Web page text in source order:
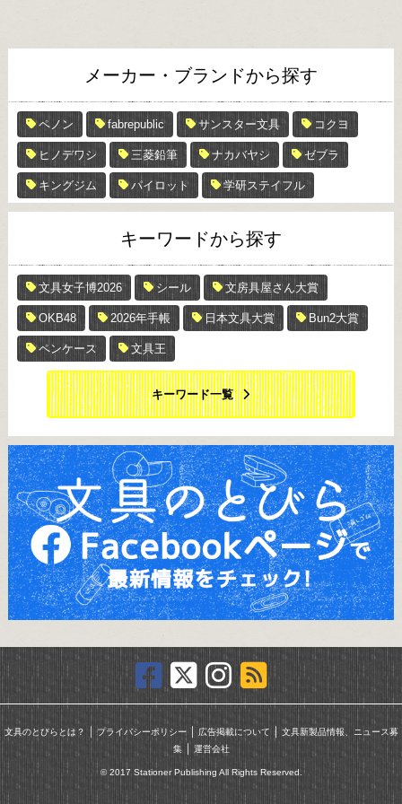
メーカー・ブランドから探す
ペノン fabrepublic サンスター文具 コクヨ
ヒノデワシ 三菱鉛筆 ナカバヤシ ゼブラ
キングジム パイロット 学研ステイフル
キーワードから探す
文具女子博2026 シール 文房具屋さん大賞
OKB48 2026年手帳 日本文具大賞 Bun2大賞
ペンケース 文具王
キーワード一覧
文具のとびらとは？ ｜ プライバシーポリシー｜ 広告掲載について ｜ 文具新製品情報、ニュース募
集｜ 運営会社
© 2017 Stationer Publishing All Rights Reserved.